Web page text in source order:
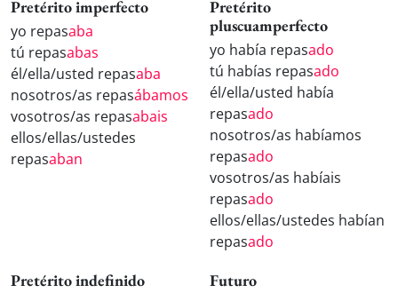
Pretérito imperfecto
yo repasaba
tú repasabas
él/ella/usted repasaba
nosotros/as repasábamos
vosotros/as repasabais
ellos/ellas/ustedes
repasaban
Pretérito
pluscuamperfecto
yo había repasado
tú habías repasado
él/ella/usted había
repasado
nosotros/as habíamos
repasado
vosotros/as habíais
repasado
ellos/ellas/ustedes habían
repasado
Pretérito indefinido Futuro